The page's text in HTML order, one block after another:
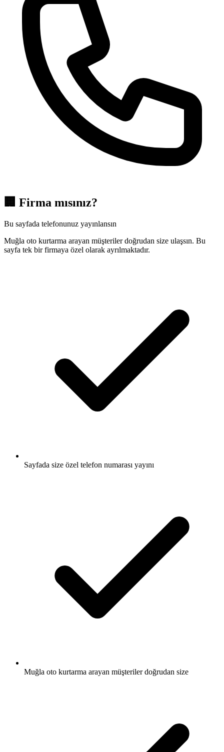
🏢 Firma mısınız?
Bu sayfada telefonunuz yayınlansın
Muğla oto kurtarma arayan müşteriler doğrudan size ulaşsın. Bu
sayfa tek bir firmaya özel olarak ayrılmaktadır.
Sayfada size özel telefon numarası yayını
Muğla oto kurtarma arayan müşteriler doğrudan size